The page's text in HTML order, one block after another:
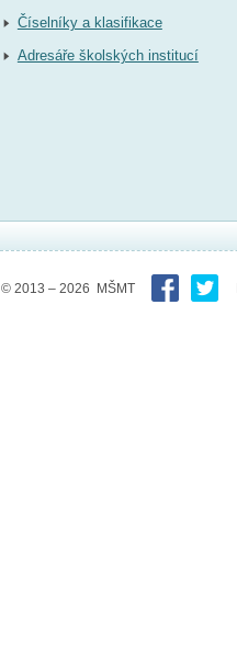
Číselníky a klasifikace
Adresáře školských institucí
© 2013 – 2026 MŠMT